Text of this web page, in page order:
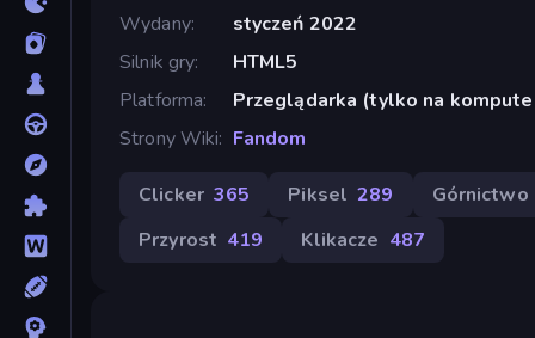
Wydany
styczeń 2022
Silnik gry
HTML5
Platforma
Przeglądarka (tylko na
Strony Wiki
Fandom
Clicker 365 Piksel 289
Górnictwo
Przyrost 419 Klikacze 487